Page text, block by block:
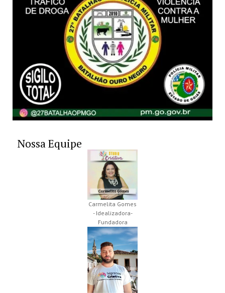
Nossa Equipe
Carmelita Gomes
- Idealizadora-
Fundadora